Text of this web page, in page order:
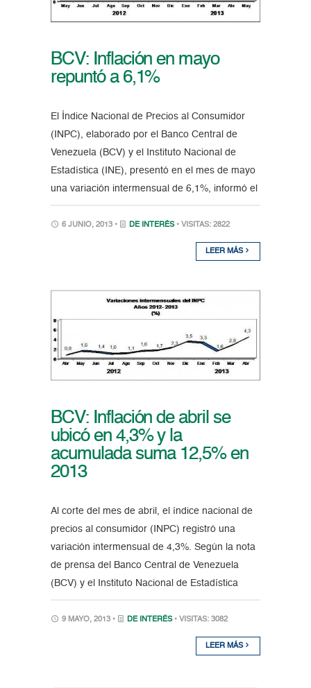
BCV: Inflación en mayo
repuntó a 6,1%
El Índice Nacional de Precios al Consumidor
(INPC), elaborado por el Banco Central de
Venezuela (BCV) y el Instituto Nacional de
Estadística (INE), presentó en el mes de mayo
una variación intermensual de 6,1%, informó el
6 JUNIO, 2013 • DE INTERÉS • VISITAS: 2822
LEER MÁS
BCV: Inflación de abril se
ubicó en 4,3% y la
acumulada suma 12,5% en
2013
Al corte del mes de abril, el índice nacional de
precios al consumidor (INPC) registró una
variación intermensual de 4,3%. Según la nota
de prensa del Banco Central de Venezuela
(BCV) y el Instituto Nacional de Estadística
9 MAYO, 2013 • DE INTERÉS • VISITAS: 3082
LEER MÁS